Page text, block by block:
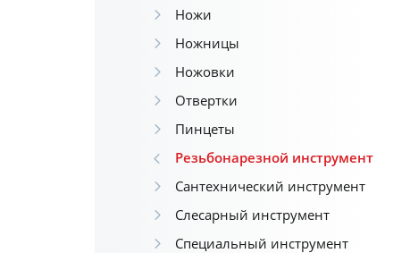
Ножи
Ножницы
Ножовки
Отвертки
Пинцеты
Резьбонарезной инструмент
Сантехнический инструмент
Слесарный инструмент
Специальный инструмент